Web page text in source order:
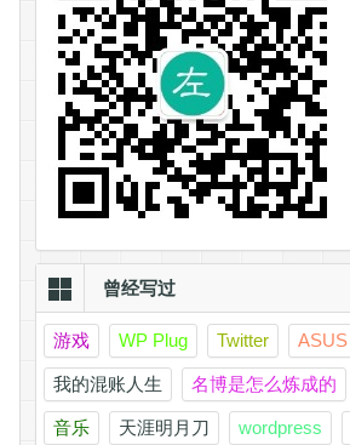
曾经写过
游戏 WP Plug Twitter ASUS
我的混账人生 名博是怎么炼成的
音乐 天涯明月刀 wordpress